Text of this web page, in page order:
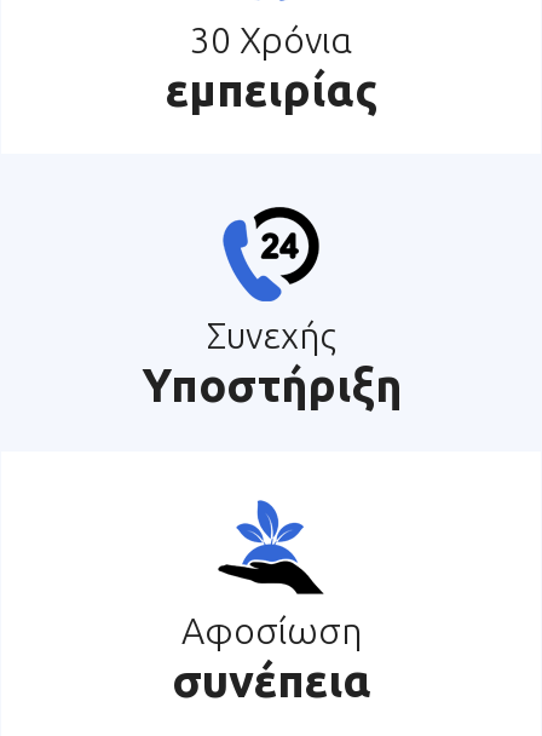
30 Χρόνια
εμπειρίας
Συνεχής
Υποστήριξη
Αφοσίωση
συνέπεια